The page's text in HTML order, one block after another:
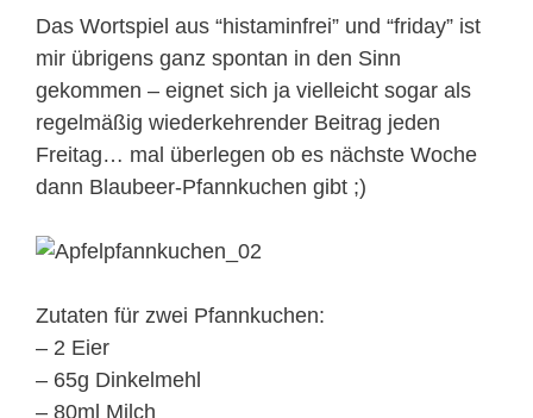
Das Wortspiel aus “histaminfrei” und “friday” ist
mir übrigens ganz spontan in den Sinn
gekommen – eignet sich ja vielleicht sogar als
regelmäßig wiederkehrender Beitrag jeden
Freitag… mal überlegen ob es nächste Woche
dann Blaubeer-Pfannkuchen gibt ;)
Zutaten für zwei Pfannkuchen:
– 2 Eier
– 65g Dinkelmehl
– 80ml Milch